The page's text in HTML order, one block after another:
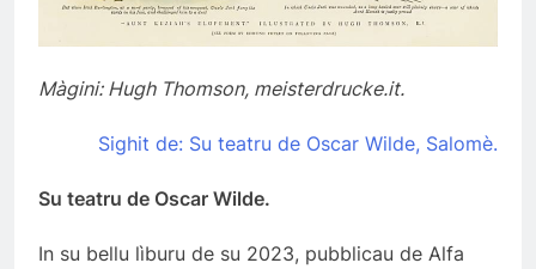
Màgini: Hugh Thomson, meisterdrucke.it.
Sighit de: Su teatru de Oscar Wilde, Salomè.
Su teatru de Oscar Wilde.
In su bellu lìburu de su 2023, pubblicau de Alfa